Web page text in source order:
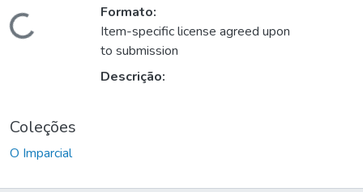
Carregando...
Formato:
Item-specific license agreed upon
to submission
Descrição:
Coleções
O Imparcial